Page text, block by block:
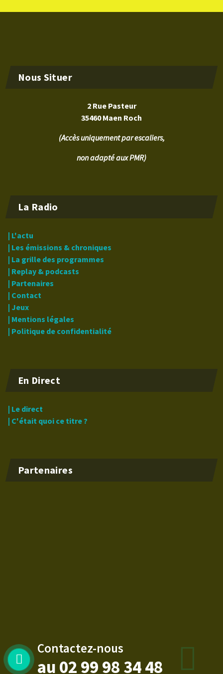
Nous Situer
2 Rue Pasteur
35460 Maen Roch
(Accès uniquement par escaliers,
non adapté aux PMR)
La Radio
| L'actu
| Les émissions & chroniques
| La grille des programmes
| Replay & podcasts
| Partenaires
| Contact
| Jeux
| Mentions légales
| Politique de confidentialité
En Direct
| Le direct
| C'était quoi ce titre ?
Partenaires
Contactez-nous
au 02 99 98 34 48